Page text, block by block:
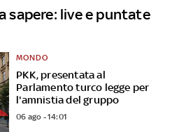
sapere: live e puntate
PKK, presentata al
Parlamento turco legge per
l'amnistia del gruppo
MONDO
06 ago - 14:01